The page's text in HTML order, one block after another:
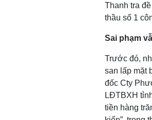
Thanh tra
thầu số 1
Sai phạm
Trước đó,
san lấp mặt
đốc Cty
LĐTBXH
tiền hàng